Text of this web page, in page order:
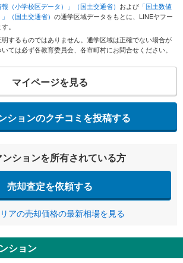
報（小学校区データ）」（国土交通省） および 「国土数値
（国土交通省） の通学区域データをもとに、LINEヤフー
。
するものではありません。通学区域は正確でない場合が
ては必ず各教育委員会、各市町村にお問合せください。
マイページを見る
ションのクチコミを投稿する
ンションを所有されている方
売却査定を依頼する
アの売却価格の最新相場を見る
ション